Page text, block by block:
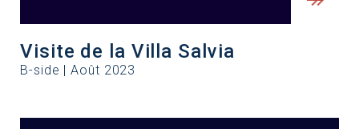
Visite de la Villa Salvia
B-side | Août 2023